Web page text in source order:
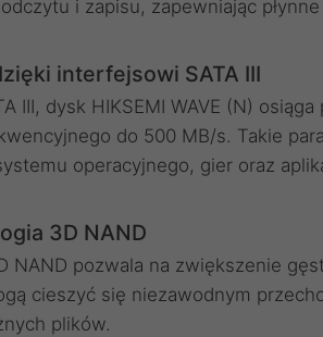
i zapisu, zapewniając
interfejsowi SATA III
III, dysk HIKSEMI WAVE (N)
do 500 MB/s. Takie
operacyjnego, gier oraz
3D NAND
NAND pozwala na zwiększenie
cieszyć się niezawodnym
plików.